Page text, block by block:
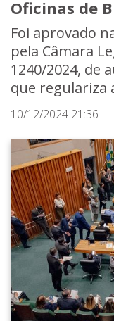
Oficinas de
Foi aprovado
pela Câmara
1240/2024, de
que regulariza
10/12/2024 21:36